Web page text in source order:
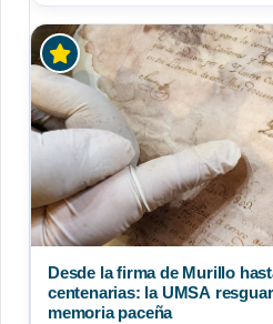
Desde la firma de Murillo
centenarias: la UMSA
memoria paceña